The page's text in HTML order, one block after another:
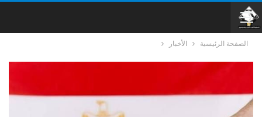
الصفحة الرئيسية الأخبار